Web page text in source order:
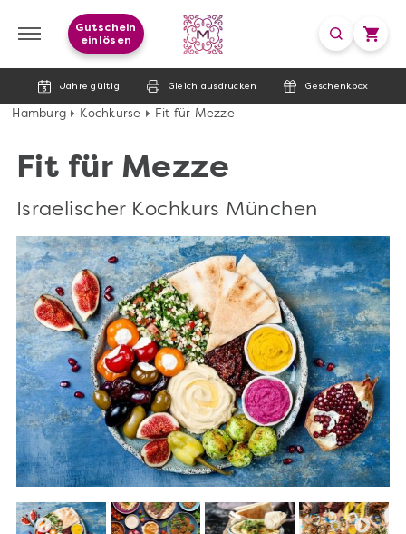
Jahre gültig Gleich ausdrucken Geschenkbox
Gutschein
einlösen
Hamburg Kochkurse Fit für Mezze
Fit für Mezze
Israelischer Kochkurs München